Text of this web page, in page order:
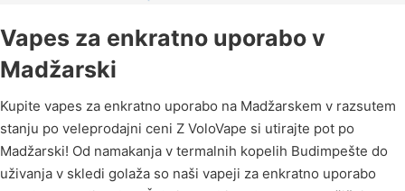
Vapes za enkratno uporabo v
Madžarski
Kupite vapes za enkratno uporabo na Madžarskem v razsutem
stanju po veleprodajni ceni Z VoloVape si utirajte pot po
Madžarski! Od namakanja v termalnih kopelih Budimpešte do
uživanja v skledi golaža so naši vapeji za enkratno uporabo